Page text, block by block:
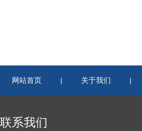
网站首页 | 关于我们 |
联系我们